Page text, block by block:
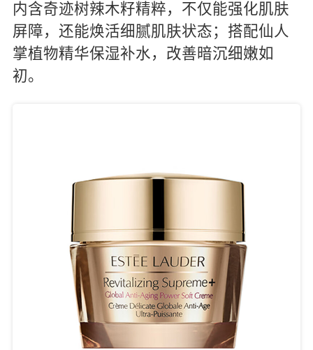
内含奇迹树辣木籽精粹，不仅能强化肌肤
屏障，还能焕活细腻肌肤状态；搭配仙人
掌植物精华保湿补水，改善暗沉细嫩如
初。